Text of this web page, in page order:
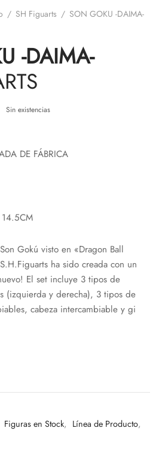
/ SH Figuarts / SON GOKU -DAIMA-
-DAIMA-
Sin existencias
DE FÁBRICA
14.5CM
Gokú visto en «Dragon Ball
ha sido creada con un
El set incluye 3 tipos de
(izquierda y derecha), 3 tipos de
cabeza intercambiable y gi
Figuras en Stock, Línea de Producto,